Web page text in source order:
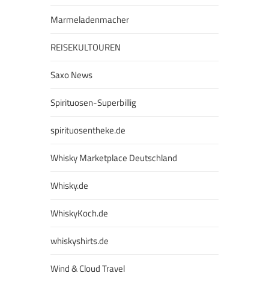
Marmeladenmacher
REISEKULTOUREN
Saxo News
Spirituosen-Superbillig
spirituosentheke.de
Whisky Marketplace Deutschland
Whisky.de
WhiskyKoch.de
whiskyshirts.de
Wind & Cloud Travel